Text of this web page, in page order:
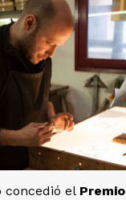
concedió el